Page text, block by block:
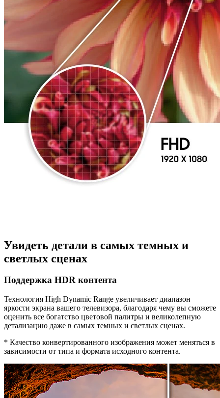
Увидеть детали в самых темных и
светлых сценах
Поддержка HDR контента
Технология High Dynamic Range увеличивает диапазон
яркости экрана вашего телевизора, благодаря чему вы сможете
оценить все богатство цветовой палитры и великолепную
детализацию даже в самых темных и светлых сценах.
* Качество конвертированного изображения может меняться в
зависимости от типа и формата исходного контента.